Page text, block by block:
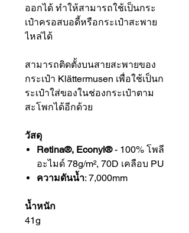
ออกได้ ทำให้สามารถใช้เป็นกระ
เป๋าครอสบอดี้หรือกระเป๋าสะพาย
ไหล่ได้
สามารถติดตั้งบนสายสะพายของ
กระเป๋า Klättermusen เพื่อใช้เป็นก
ระเป๋าใส่ของในช่องกระเป๋าตาม
สะโพกได้อีกด้วย
วัสดุ
Retina®, Econyl®- 100% โพลี
อะไมด์ 78g/m², 70D เคลือบ PU
ความดันน้ำ: 7,000mm
น้ำหนัก
41g